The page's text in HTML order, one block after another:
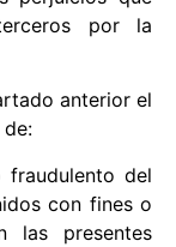
por la
anterior el
de:
del
con fines o
las presentes